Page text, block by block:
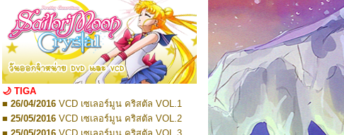
Pretty Guardian Sailor Moon Short
Stories 1
■ 09/2018Pretty Guardian Sailor Moon Short
Stories 2
■ 01/2022Pretty Guardian Sailor Moon Eternal
Edition 1
■ 01/2022Pretty Guardian Sailor Moon Eternal
Edition 2
■ 03/2022Pretty Guardian Sailor Moon Eternal
Edition 3
■ 03/2022Pretty Guardian Sailor Moon Eternal
Edition 4
■ 07/2022Pretty Guardian Sailor Moon Eternal
🌙 TIGA
■ 26/04/2016 VCD เซเลอร์มูน คริสตัล VOL.1
■ 25/05/2016 VCD เซเลอร์มูน คริสตัล VOL.2